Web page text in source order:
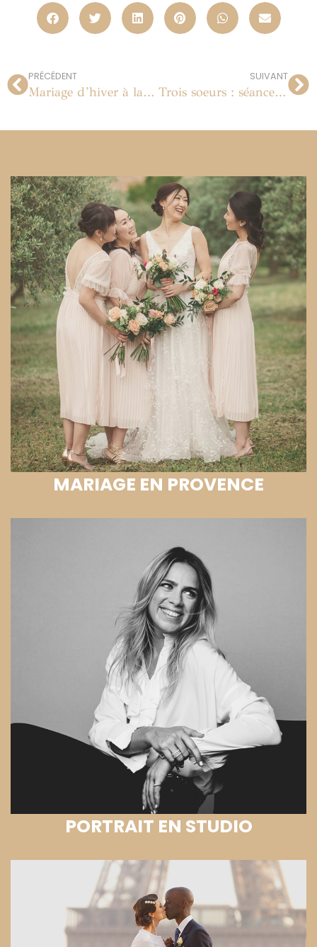
PRÉCÉDENT
Mariage d’hiver à la Synagogue des Tournelles, Paris
SUIVANT
Trois soeurs : séance photo en famille à Arles
MARIAGE EN PROVENCE
PORTRAIT EN STUDIO